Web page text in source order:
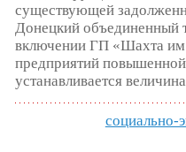
существующей
Донецкий объединенный
включении ГП «Шахта
предприятий
устанавливается
социально-